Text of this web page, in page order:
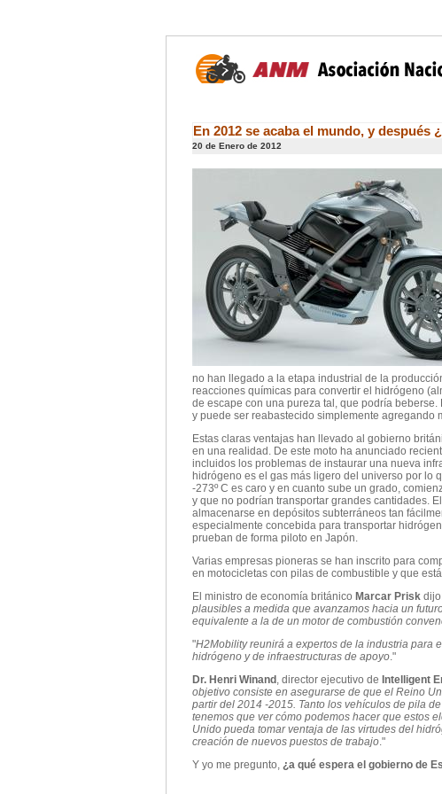
En 2012 se acaba el mundo, y después
20 de Enero de 2012
no han llegado a la etapa industrial de la
reacciones químicas para convertir el hidrógeno
de escape con una pureza tal, que podría
y puede ser reabastecido simplemente
Estas claras ventajas han llevado al gobierno
en una realidad. De este moto ha anunciado
incluidos los problemas de instaurar una nueva
hidrógeno es el gas más ligero del universo por lo
-273º C es caro y en cuanto sube un grado,
y que no podrían transportar grandes cantidades.
almacenarse en depósitos subterráneos tan
especialmente concebida para transportar
prueban de forma piloto en Japón.
Varias empresas pioneras se han inscrito para
en motocicletas con pilas de combustible y que
El ministro de economía británico Marcar Prisk
plausibles a medida que avanzamos hacia un
equivalente a la de un motor de combustión
"H2Mobility reunirá a expertos de la industria para
hidrógeno y de infraestructuras de apoyo."
Dr. Henri Winand , director ejecutivo de Intelligent
objetivo consiste en asegurarse de que el Reino
partir del 2014 -2015. Tanto los vehículos de pila
tenemos que ver cómo podemos hacer que estos
Unido pueda tomar ventaja de las virtudes del
creación de nuevos puestos de trabajo."
Y yo me pregunto, ¿a qué espera el gobierno de